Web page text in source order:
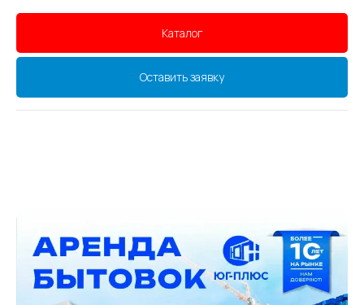
Каталог
Оставить заявку